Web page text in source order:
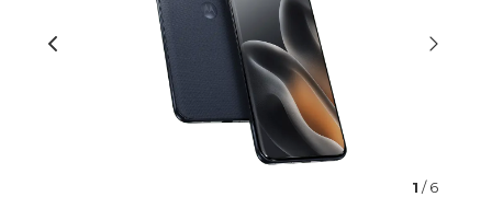
1 / 6